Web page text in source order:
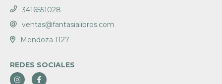
3416551028
ventas@fantasialibros.com
Mendoza 1127
REDES SOCIALES